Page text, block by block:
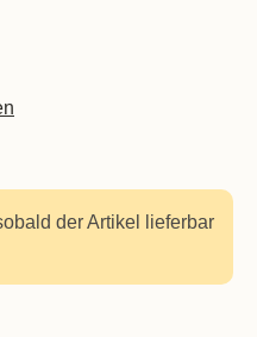
der Artikel lieferbar